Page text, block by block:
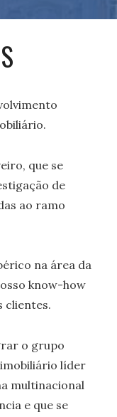
que se
de
ao ramo
na área da
know-how
clientes.
o grupo
líder
multinacional
e que se